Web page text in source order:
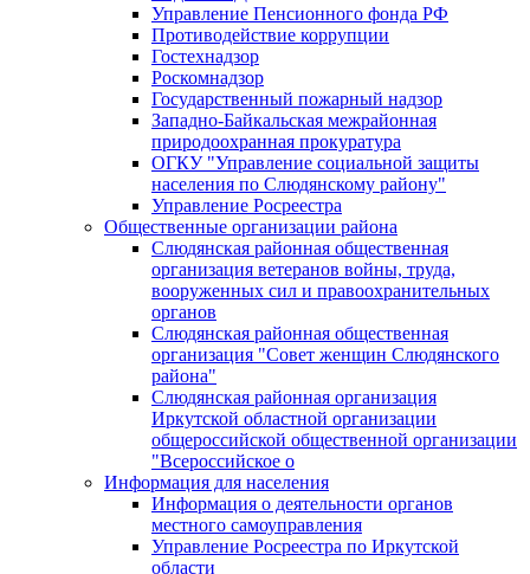
Управление Пенсионного фонда РФ
Противодействие коррупции
Гостехнадзор
Роскомнадзор
Государственный пожарный надзор
Западно-Байкальская межрайонная
природоохранная прокуратура
ОГКУ "Управление социальной защиты
населения по Слюдянскому району"
Управление Росреестра
Общественные организации района
Слюдянская районная общественная
организация ветеранов войны, труда,
вооруженных сил и правоохранительных
органов
Слюдянская районная общественная
организация "Совет женщин Слюдянского
района"
Слюдянская районная организация
Иркутской областной организации
общероссийской общественной организации
"Всероссийское о
Информация для населения
Информация о деятельности органов
местного самоуправления
Управление Росреестра по Иркутской
области